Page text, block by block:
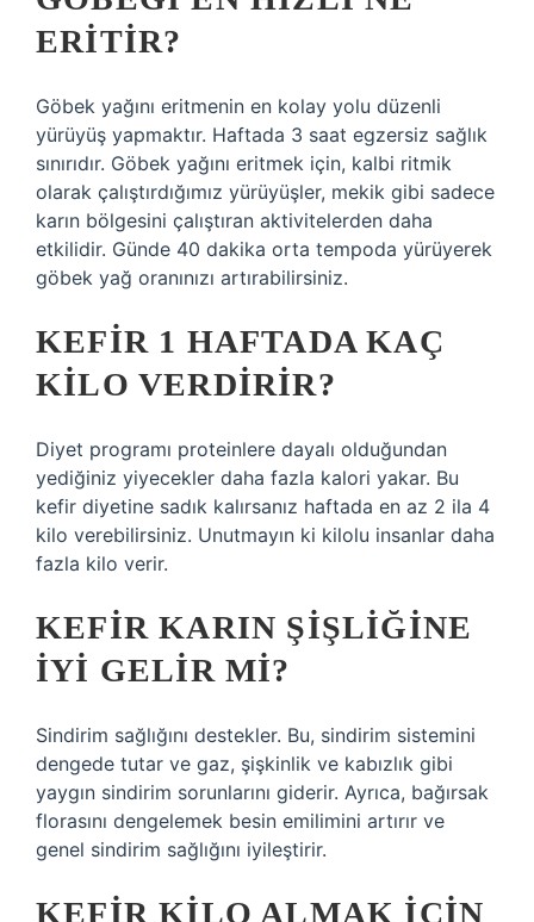
ERITIR?
Göbek yağını eritmenin en kolay yolu düzenli
yürüyüş yapmaktır. Haftada 3 saat egzersiz sağlık
sınırıdır. Göbek yağını eritmek için, kalbi ritmik
olarak çalıştırdığımız yürüyüşler, mekik gibi sadece
karın bölgesini çalıştıran aktivitelerden daha
etkilidir. Günde 40 dakika orta tempoda yürüyerek
göbek yağ oranınızı artırabilirsiniz.
KEFIR 1 HAFTADA KAÇ
KILO VERDIRIR?
Diyet programı proteinlere dayalı olduğundan
yediğiniz yiyecekler daha fazla kalori yakar. Bu
kefir diyetine sadık kalırsanız haftada en az 2 ila 4
kilo verebilirsiniz. Unutmayın ki kilolu insanlar daha
fazla kilo verir.
KEFIR KARIN ŞIŞLIĞINE
IYI GELIR MI?
Sindirim sağlığını destekler. Bu, sindirim sistemini
dengede tutar ve gaz, şişkinlik ve kabızlık gibi
yaygın sindirim sorunlarını giderir. Ayrıca, bağırsak
florasını dengelemek besin emilimini artırır ve
genel sindirim sağlığını iyileştirir.
KEFIR KILO ALMAK IÇIN